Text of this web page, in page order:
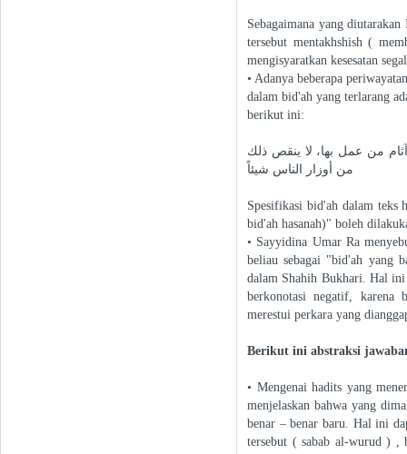
Sebagaimana yang
tersebut mentakhshish (
mengisyaratkan kesesatan
• Adanya beberapa
dalam bid'ah yang terlarang
berikut ini:
من عمل بها، لا ينقص ذلك
من أوزار الناس شيئاً
Spesifikasi bid'ah dalam teks
bid'ah hasanah)" boleh
• Sayyidina Umar Ra
beliau sebagai "bid'ah yang
dalam Shahih Bukhari. Hal
berkonotasi negatif, karena
merestui perkara yang
Berikut ini abstraksi
• Mengenai hadits yang
menjelaskan bahwa yang
benar – benar baru. Hal ini
tersebut ( sabab al-wurud ) ,